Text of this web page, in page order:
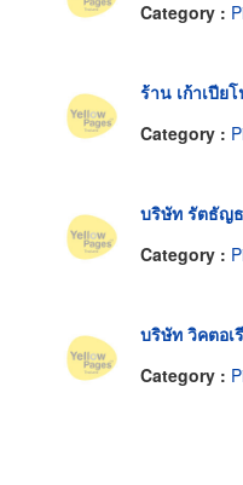
Category :
ร้าน เก้าเปีย
Category :
บริษัท รัตธัญ
Category :
บริษัท วิคตอเ
Category :